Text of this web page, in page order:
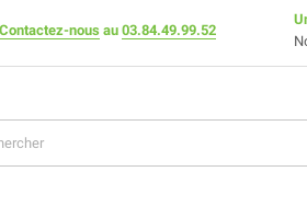
Contactez-nous au 03.84.49.99.52